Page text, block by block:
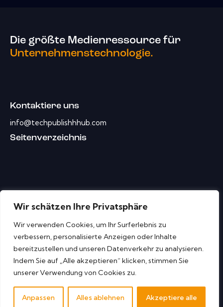
Wir schätzen Ihre Privatsphäre
Wir verwenden Cookies, um Ihr Surferlebnis zu
verbessern, personalisierte Anzeigen oder Inhalte
bereitzustellen und unseren Datenverkehr zu analysieren.
Indem Sie auf „Alle akzeptieren“ klicken, stimmen Sie
unserer Verwendung von Cookies zu.
Anpassen Alles ablehnen Akzeptiere alle
Die größte Medienressource für
Unternehmenstechnologie.
Kontaktiere uns
info@techpublishhhub.com
Seitenverzeichnis
Cyber ​​Security Tech Publish Hub © Alle Rechte